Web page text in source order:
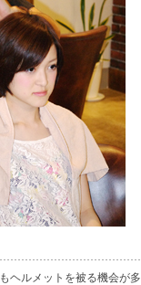
ヘルメットを被る機会が